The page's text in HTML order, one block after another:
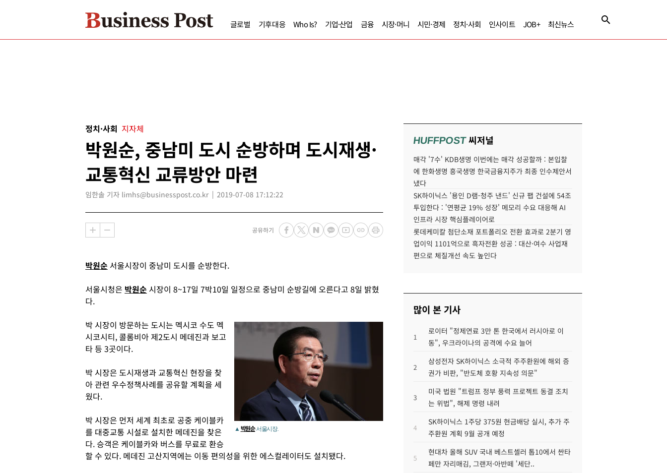
글로벌 기후대응 Who Is? 기업·산업 금융 시장·머니 시민·경제 정치·사회 인사이트 JOB+ 최신뉴스
정치·사회 지자체
박원순, 중남미 도시 순방하며 도시재생·
교통혁신 교류방안 마련
임한솔 기자 limhs@businesspost.co.kr 2019-07-08 17:12:22
공유하기
박원순 서울시장이 중남미 도시를 순방한다.
서울시청은 박원순 시장이 8~17일 7박10일 일정으로 중남미 순방길에 오른다고 8일 밝혔
다.
▲ 박원순서울시장.
박 시장이 방문하는 도시는 멕시코 수도 멕
시코시티, 콜롬비아 제2도시 메데진과 보고
타 등 3곳이다.
박 시장은 도시재생과 교통혁신 현장을 찾
아 관련 우수정책사례를 공유할 계획을 세
웠다.
박 시장은 먼저 세계 최초로 공중 케이블카
를 대중교통 시설로 설치한 메데진을 찾은
다. 승객은 케이블카와 버스를 무료로 환승
할 수 있다. 메데진 고산지역에는 이동 편의성을 위한 에스컬레이터도 설치됐다.
HUFFPOST씨저널
매각 '7수' KDB생명 이번에는 매각 성공할까 : 본입찰
에 한화생명 흥국생명 한국금융지주가 최종 인수제안서
냈다
SK하이닉스 '용인 D램-청주 낸드' 신규 팹 건설에 54조
투입한다 : '연평균 19% 성장' 메모리 수요 대응해 AI
인프라 시장 핵심플레이어로
롯데케미칼 첨단소재 포트폴리오 전환 효과로 2분기 영
업이익 1101억으로 흑자전환 성공 : 대산·여수 사업재
편으로 체질개선 속도 높인다
많이 본 기사
1
로이터 "정제연료 3만 톤 한국에서 러시아로 이
동", 우크라이나의 공격에 수요 늘어
2
삼성전자 SK하이닉스 소극적 주주환원에 해외 증
권가 비판, "반도체 호황 지속성 의문"
3
미국 법원 "트럼프 정부 풍력 프로젝트 동결 조치
는 위법", 해제 명령 내려
4
SK하이닉스 1주당 375원 현금배당 실시, 추가 주
주환원 계획 9월 공개 예정
5
현대차 올해 SUV 국내 베스트셀러 톱10에서 싼타
페만 자리매김, 그랜저·아반떼 '세단..